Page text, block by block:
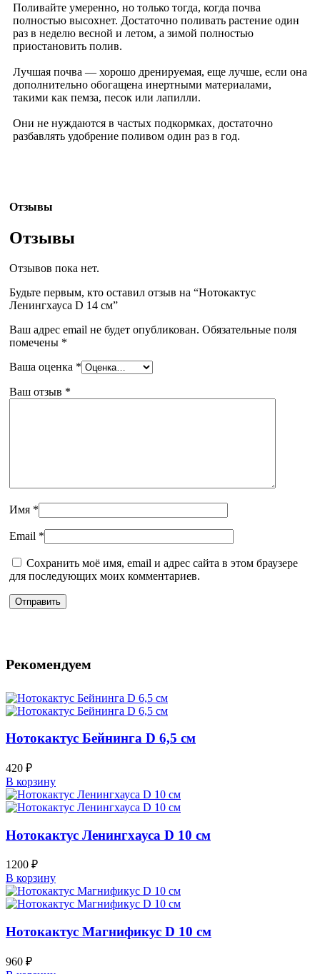
Поливайте умеренно, но только тогда, когда почва
полностью высохнет. Достаточно поливать растение один
раз в неделю весной и летом, а зимой полностью
приостановить полив.
Лучшая почва — хорошо дренируемая, еще лучше, если она
дополнительно обогащена инертными материалами,
такими как пемза, песок или лапилли.
Они не нуждаются в частых подкормках, достаточно
разбавлять удобрение поливом один раз в год.
Отзывы
Отзывы
Отзывов пока нет.
Будьте первым, кто оставил отзыв на “Нотокактус
Ленингхауса D 14 см”
Ваш адрес email не будет опубликован. Обязательные поля
помечены *
Ваша оценка *
Ваш отзыв *
Имя *
Email *
Сохранить моё имя, email и адрес сайта в этом браузере
для последующих моих комментариев.
Рекомендуем
Нотокактус Бейнинга D 6,5 см
420 ₽
В корзину
Нотокактус Ленингхауса D 10 см
1200 ₽
В корзину
Нотокактус Магнификус D 10 см
960 ₽